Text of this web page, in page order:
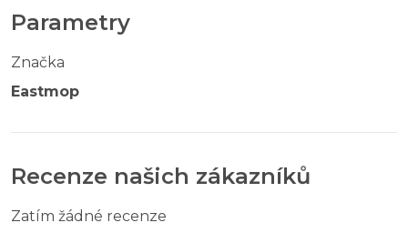
Parametry
Značka
Eastmop
Recenze našich zákazníků
Zatím žádné recenze